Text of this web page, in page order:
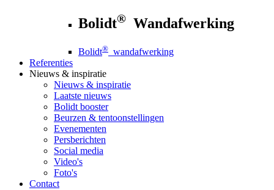
Bolidt® Wandafwerking
Bolidt® wandafwerking
Referenties
Nieuws & inspiratie
Nieuws & inspiratie
Laatste nieuws
Bolidt booster
Beurzen & tentoonstellingen
Evenementen
Persberichten
Social media
Video's
Foto's
Contact